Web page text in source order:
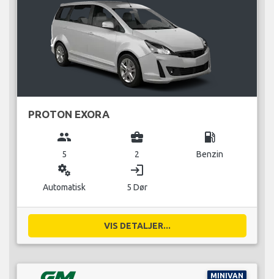
PROTON EXORA
group
5
business_center
2
local_gas_station
Benzin
miscellaneous_services
Automatisk
login
5 Dør
VIS DETALJER...
MINIVAN